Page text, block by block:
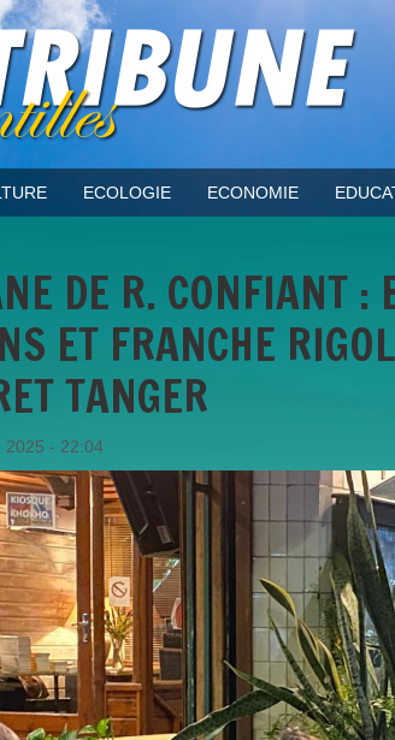
ECOLOGIE ECONOMIE
DE R. CONFIANT :
ET FRANCHE
TANGER
2025 - 22:04